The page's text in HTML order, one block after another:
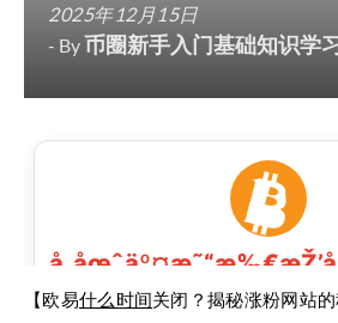
2025年12月15日
- By币圈新手入门基础知识学
【欧易什么时间关闭？揭秘涨粉网站的